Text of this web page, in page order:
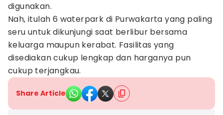
digunakan.
Nah, itulah 6 waterpark di Purwakarta yang paling
seru untuk dikunjungi saat berlibur bersama
keluarga maupun kerabat. Fasilitas yang
disediakan cukup lengkap dan harganya pun
cukup terjangkau.
Share Article